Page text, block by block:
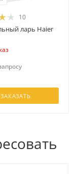
10
ларь Haier
ЗАКАЗАТЬ